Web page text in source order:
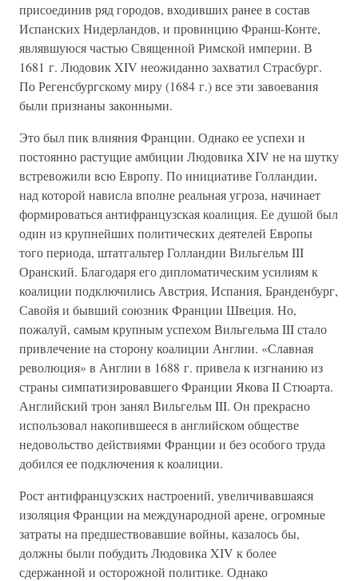
присоединив ряд городов, входивших ранее в состав
Испанских Нидерландов, и провинцию Франш-Конте,
являвшуюся частью Священной Римской империи. В
1681 г. Людовик XIV неожиданно захватил Страсбург.
По Регенсбургскому миру (1684 г.) все эти завоевания
были признаны законными.
Это был пик влияния Франции. Однако ее успехи и
постоянно растущие амбиции Людовика XIV не на шутку
встревожили всю Европу. По инициативе Голландии,
над которой нависла вполне реальная угроза, начинает
формироваться антифранцузская коалиция. Ее душой был
один из крупнейших политических деятелей Европы
того периода, штатгальтер Голландии Вильгельм III
Оранский. Благодаря его дипломатическим усилиям к
коалиции подключились Австрия, Испания, Бранденбург,
Савойя и бывший союзник Франции Швеция. Но,
пожалуй, самым крупным успехом Вильгельма III стало
привлечение на сторону коалиции Англии. «Славная
революция» в Англии в 1688 г. привела к изгнанию из
страны симпатизировавшего Франции Якова II Стюарта.
Английский трон занял Вильгельм III. Он прекрасно
использовал накопившееся в английском обществе
недовольство действиями Франции и без особого труда
добился ее подключения к коалиции.
Рост антифранцузских настроений, увеличивавшаяся
изоляция Франции на международной арене, огромные
затраты на предшествовавшие войны, казалось бы,
должны были побудить Людовика XIV к более
сдержанной и осторожной политике. Однако